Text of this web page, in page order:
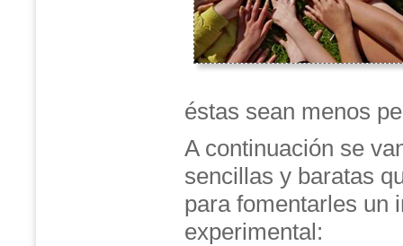
éstas sean menos
A continuación se
sencillas y baratas
para fomentarles un
experimental: